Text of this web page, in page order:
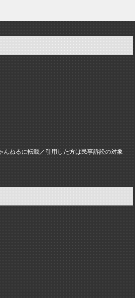
んねるに転載／引用した方は民事訴訟の対象